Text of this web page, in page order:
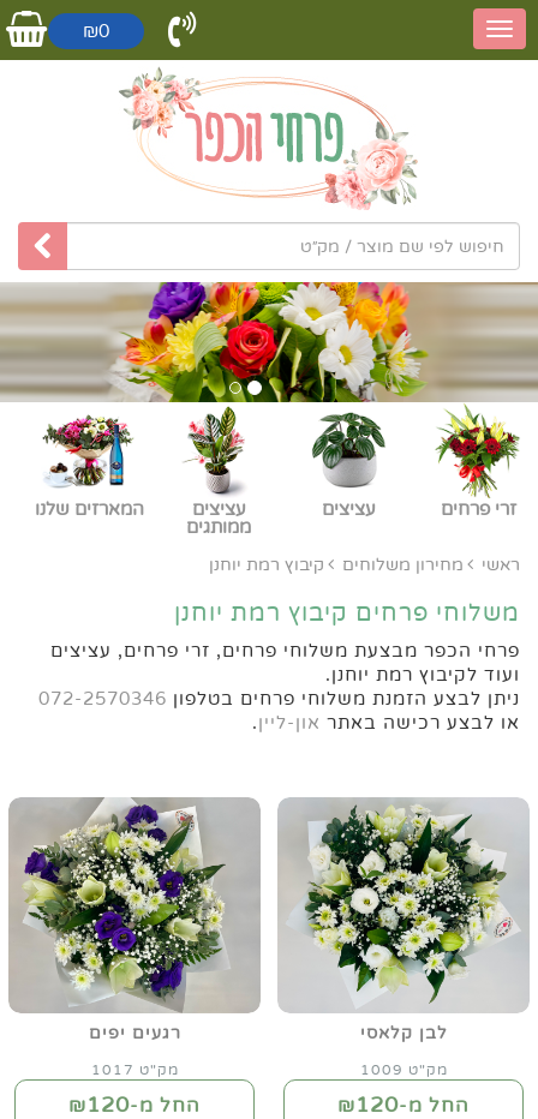
₪0
זרי פרחים עציצים
עציצים
ממותגים
המארזים שלנו
ראשי מחירון משלוחים קיבוץ רמת יוחנן
משלוחי פרחים קיבוץ רמת יוחנן
פרחי הכפר מבצעת משלוחי פרחים, זרי פרחים, עציצים
ועוד לקיבוץ רמת יוחנן.
ניתן לבצע הזמנת משלוחי פרחים בטלפון 072-2570346
או לבצע רכישה באתר און-ליין.
לבן קלאסי
מק"ט 1009
החל מ-₪120
רגעים יפים
מק"ט 1017
החל מ-₪120